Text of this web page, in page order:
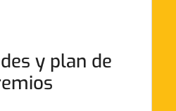
y plan de